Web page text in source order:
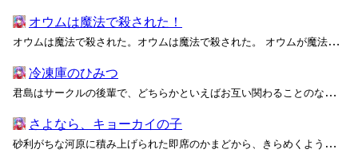
オウムは魔法で殺された！
オウムは魔法で殺された。オウムは魔法で殺された。 オウムが魔法で殺された！ 外では何やら騒ぎになっているのですが、私には何を話しているのか分かりません。 鉄格子の向こうで緑色の煙が上がったかと思うと、色とりどりの綺麗なオウムが次々と地面に落ちていきます。オウムは音を真似する...
冷凍庫のひみつ
君島はサークルの後輩で、どちらかといえばお互い関わることのない――はっきり言うと苦手な――タイプだった。先輩後輩の隔てなく、そして男女の区別もなくしっかり媚びて、しっかり好かれて上手に生きる。一部の女子からは同じくらいしっかり嫌われているけど、陰口を叩かれるほどの悪事でもない。可...
さよなら、キョーカイの子
砂利がちな河原に積み上げられた即席のかまどから、きらめくような火の粉と共に七色の炎が上がる。これが夜明け前の河川敷には似合わない奇妙な焚き火であることは、誰の目にも明らかだった。 よく乾いた細い薪で作られた祭壇の一番上にくべられているのは、混紡のサージ織で仕立てられたブレザーだ...